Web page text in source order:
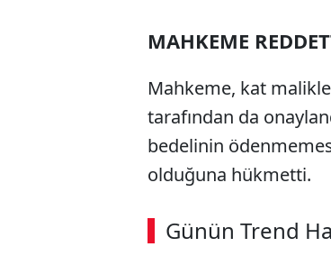
MAHKEME
Mahkeme, kat
tarafından da
bedelinin
olduğuna hükmetti.
Günün Trend